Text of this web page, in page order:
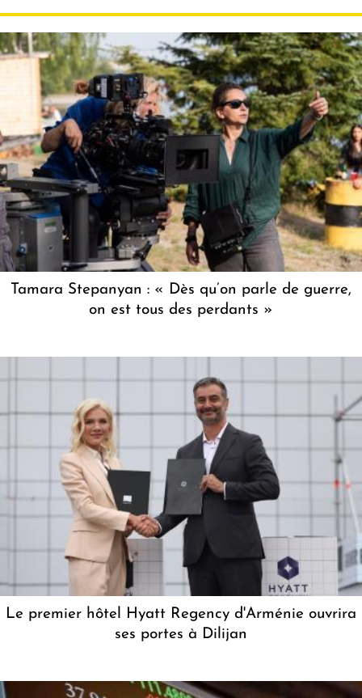
Tamara Stepanyan : « Dès qu’on parle de guerre,
on est tous des perdants »
Le premier hôtel Hyatt Regency d'Arménie ouvrira
ses portes à Dilijan